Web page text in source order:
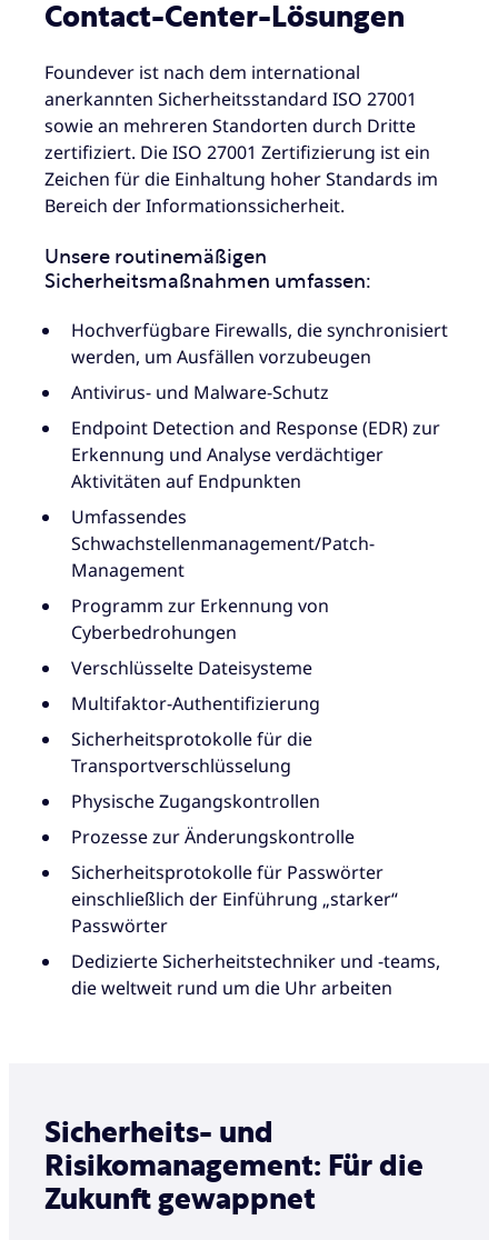
Contact-Center-Lösungen
Foundever ist nach dem international
anerkannten Sicherheitsstandard ISO 27001
sowie an mehreren Standorten durch Dritte
zertifiziert. Die ISO 27001 Zertifizierung ist ein
Zeichen für die Einhaltung hoher Standards im
Bereich der Informationssicherheit.
Unsere routinemäßigen
Sicherheitsmaßnahmen umfassen:
Hochverfügbare Firewalls, die synchronisiert
werden, um Ausfällen vorzubeugen
Antivirus- und Malware-Schutz
Endpoint Detection and Response (EDR) zur
Erkennung und Analyse verdächtiger
Aktivitäten auf Endpunkten
Umfassendes
Schwachstellenmanagement/Patch-
Management
Programm zur Erkennung von
Cyberbedrohungen
Verschlüsselte Dateisysteme
Multifaktor-Authentifizierung
Sicherheitsprotokolle für die
Transportverschlüsselung
Physische Zugangskontrollen
Prozesse zur Änderungskontrolle
Sicherheitsprotokolle für Passwörter
einschließlich der Einführung „starker“
Passwörter
Dedizierte Sicherheitstechniker und -teams,
die weltweit rund um die Uhr arbeiten
Sicherheits- und
Risikomanagement: Für die
Zukunft gewappnet